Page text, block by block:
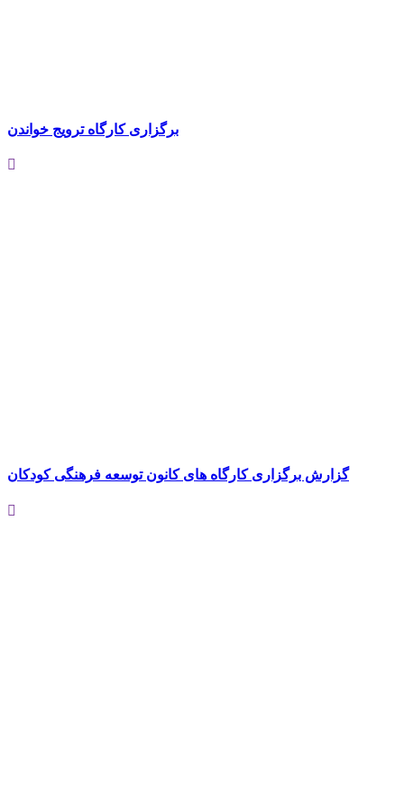
برگزاری کارگاه ترویج خواندن
گزارش برگزاری کارگاه های کانون توسعه فرهنگی کودکان